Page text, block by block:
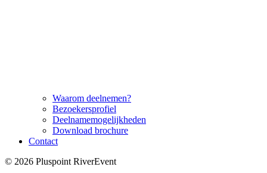
Waarom deelnemen?
Bezoekersprofiel
Deelnamemogelijkheden
Download brochure
Contact
© 2026 Pluspoint RiverEvent